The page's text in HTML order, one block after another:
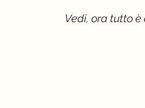
Vedi, ora tutto